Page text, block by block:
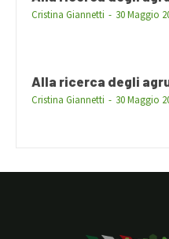
Cristina Giannetti - 30 Maggio
Alla ricerca degli
Cristina Giannetti - 30 Maggio